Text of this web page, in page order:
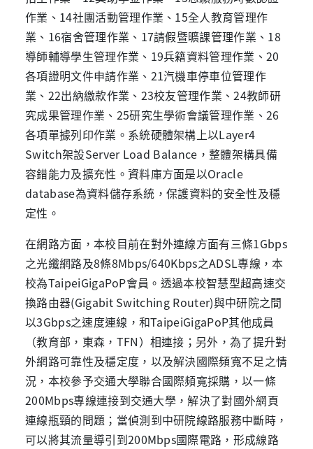
作業、14社團活動管理作業、15全人教育管理作
業、16宿舍管理作業、17請假暨曠課管理作業、18
導師輔導學生管理作業、19兵籍資料管理作業、20
各項證明文件申請作業、21汽機車停車位管理作
業、22出納繳款作業、23校友管理作業、24教師研
究成果管理作業、25研究生學術會議管理作業、26
各項單據列印作業。系統硬體架構上以Layer4
Switch架設Server Load Balance，整體架構具備
容錯能力及擴充性。資料庫方面是以Oracle
database為資料儲存系統，保護資料的安全性及穩
定性。
在網路方面，本校目前在對外連線方面有三條1Gbps
之光纖網路及8條8Mbps/640Kbps之ADSL專線，本
校為TaipeiGigaPoP會員。透過本校智慧型超高速交
換路由器(Gigabit Switching Router)與中研院之間
以3Gbps之速度連線，和TaipeiGigaPoP其他成員
（教育部，東森，TFN）相連接；另外，為了提升對
外網路可靠性及穩定度，以及解決國際頻寬不足之情
況，本校參予交通大學聯合國際頻寬採購，以一條
200Mbps專線連接到交通大學，解決了對國外網頁
連線瓶頸的問題；當偵測到中研院線路服務中斷時，
可以將其流量導引到200Mbps國際電路，形成線路